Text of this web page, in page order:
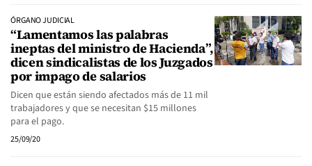
ÓRGANO JUDICIAL
“Lamentamos las palabras
ineptas del ministro de Hacienda”,
dicen sindicalistas de los Juzgados
por impago de salarios
Dicen que están siendo afectados más de 11 mil
trabajadores y que se necesitan $15 millones
para el pago.
25/09/20